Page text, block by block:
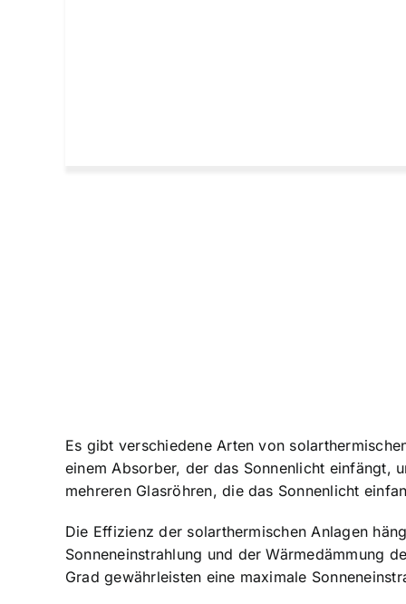
Es gibt verschiedene Arten von
einem Absorber, der das Sonnenlicht einfängt,
mehreren Glasröhren, die das Sonnenlicht
Die Effizienz der solarthermischen Anlagen
Sonneneinstrahlung und der Wärmedämmung
Grad gewährleisten eine maximale